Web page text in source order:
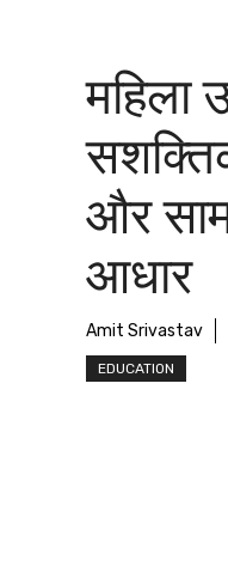
महिला
और
आधार
Amit Srivastav
EDUCATION